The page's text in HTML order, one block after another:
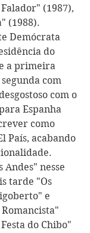
(1987),
(1988).
Demócrata
do
a primeira
com
com o
Espanha
como
País, acabando
Andes" nesse
tarde "Os
e
do Chibo"